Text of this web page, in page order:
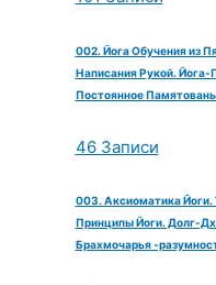
002. Йога Обучения из
Написания Рукой. Йога-
Постоянное
46 Записи
003. Аксиоматика Йоги.
Принципы Йоги. Долг-
Брахмочарья -